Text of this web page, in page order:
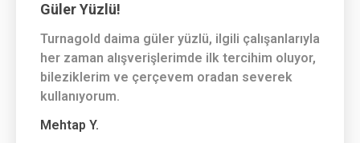
Güler Yüzlü!
Turnagold daima güler yüzlü, ilgili çalışanlarıyla
her zaman alışverişlerimde ilk tercihim oluyor,
bileziklerim ve çerçevem oradan severek
kullanıyorum.
Mehtap Y.